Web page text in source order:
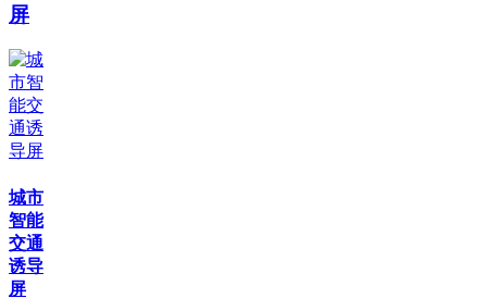
屏
城市
智能
交通
诱导
屏